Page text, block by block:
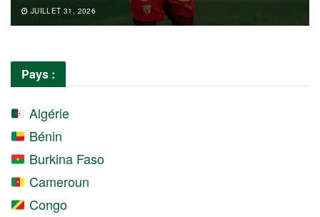
JUILLET 31, 2026
Pays :
Algérie
Bénin
Burkina Faso
Cameroun
Congo